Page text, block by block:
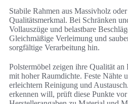
Stabile Rahmen aus Massivholz
Qualitätsmerkmal. Bei Schränken
Vollauszüge und belastbare
Gleichmäßige Verleimung und
sorgfältige Verarbeitung hin.
Polstermöbel zeigen ihre Qualität
mit hoher Raumdichte. Feste Nähte
erleichtern Reinigung und
erkennen will, prüft diese Punkte